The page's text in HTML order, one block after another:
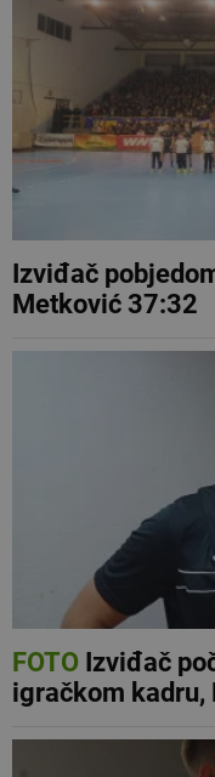
Izviđač
Metković 37:32
FOTOIzviđač
igračkom kadru,